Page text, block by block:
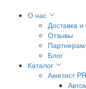
О нас
Доставка
Отзывы
Партнерам
Блог
Каталог
Аметист